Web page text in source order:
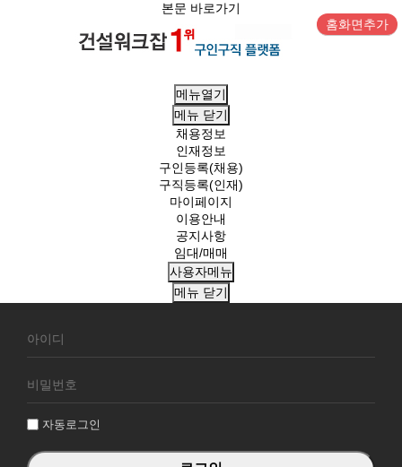
본문 바로가기
홈화면추가
메뉴열기
메뉴 닫기
채용정보
인재정보
구인등록(채용)
구직등록(인재)
마이페이지
이용안내
공지사항
임대/매매
사용자메뉴
메뉴 닫기
원
그
자동로그인